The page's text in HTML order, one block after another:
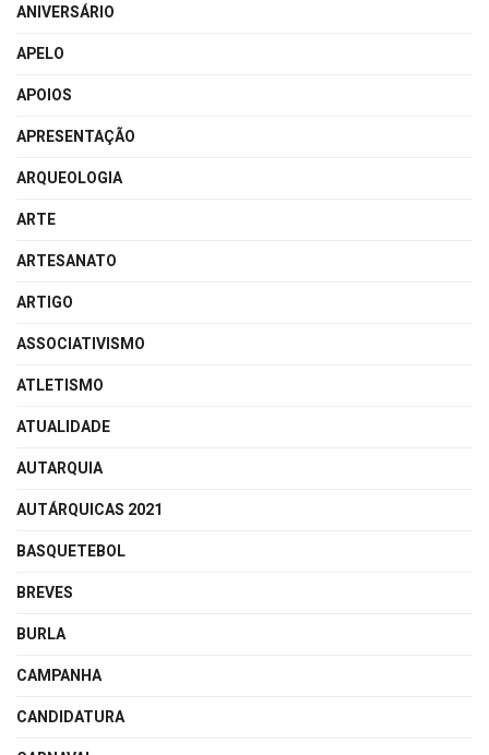
ANIVERSÁRIO
APELO
APOIOS
APRESENTAÇÃO
ARQUEOLOGIA
ARTE
ARTESANATO
ARTIGO
ASSOCIATIVISMO
ATLETISMO
ATUALIDADE
AUTARQUIA
AUTÁRQUICAS 2021
BASQUETEBOL
BREVES
BURLA
CAMPANHA
CANDIDATURA